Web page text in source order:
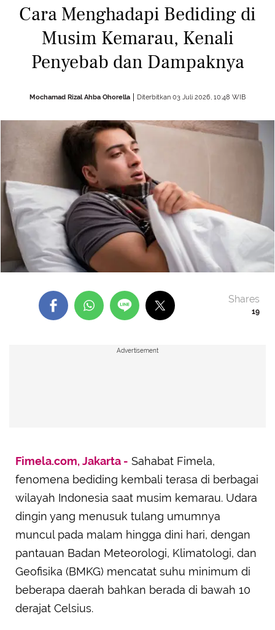
Cara Menghadapi Bediding di
Musim Kemarau, Kenali
Penyebab dan Dampaknya
Mochamad Rizal Ahba Ohorella Diterbitkan 03 Juli 2026, 10:48 WIB
19
Shares
Advertisement
Fimela.com, Jakarta - Sahabat Fimela,
fenomena bediding kembali terasa di berbagai
wilayah Indonesia saat musim kemarau. Udara
dingin yang menusuk tulang umumnya
muncul pada malam hingga dini hari, dengan
pantauan Badan Meteorologi, Klimatologi, dan
Geofisika (BMKG) mencatat suhu minimum di
beberapa daerah bahkan berada di bawah 10
derajat Celsius.